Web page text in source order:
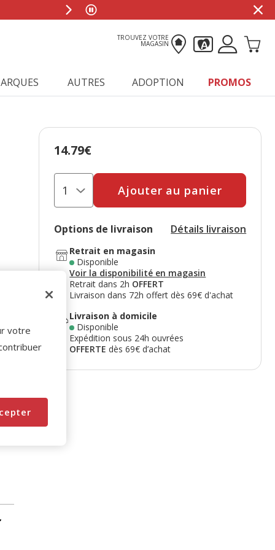
TROUVEZ VOTRE
MAGASIN
AUTRES ADOPTION PROMOS
Prix 14.79€
14.79€
Ajouter au panier
Options de livraison Détails livraison
Retrait en magasin
Disponible
Voir la disponibilité en magasin
Retrait dans 2h OFFERT
Livraison dans 72h offert dès 69€ d'achat
Livraison à domicile
Disponible
Expédition sous 24h ouvrées
OFFERTEdès 69€ d’achat
votre